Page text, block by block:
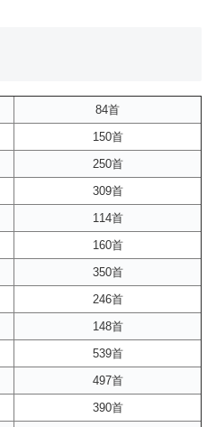
84首
150首
250首
309首
114首
160首
350首
246首
148首
539首
497首
390首